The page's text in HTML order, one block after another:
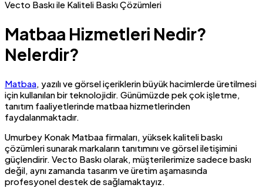
Vecto Baskı ile Kaliteli Baskı Çözümleri
Matbaa Hizmetleri Nedir?
Nelerdir?
Matbaa, yazılı ve görsel içeriklerin büyük hacimlerde üretilmesi
için kullanılan bir teknolojidir. Günümüzde pek çok işletme,
tanıtım faaliyetlerinde matbaa hizmetlerinden
faydalanmaktadır.
Umurbey Konak Matbaa firmaları, yüksek kaliteli baskı
çözümleri sunarak markaların tanıtımını ve görsel iletişimini
güçlendirir. Vecto Baskı olarak, müşterilerimize sadece baskı
değil, aynı zamanda tasarım ve üretim aşamasında
profesyonel destek de sağlamaktayız.